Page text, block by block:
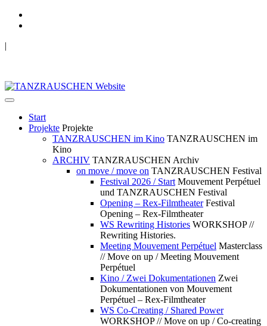
|
Start
Projekte Projekte
TANZRAUSCHEN im Kino TANZRAUSCHEN im
Kino
ARCHIV TANZRAUSCHEN Archiv
on move / move on TANZRAUSCHEN Festival
Festival 2026 / Start Mouvement Perpétuel
und TANZRAUSCHEN Festival
Opening – Rex-Filmtheater Festival
Opening – Rex-Filmtheater
WS Rewriting Histories WORKSHOP //
Rewriting Histories.
Meeting Mouvement Perpétuel Masterclass
// Move on up / Meeting Mouvement
Perpétuel
Kino / Zwei Dokumentationen Zwei
Dokumentationen von Mouvement
Perpétuel – Rex-Filmtheater
WS Co-Creating / Shared Power
WORKSHOP // Move on up / Co-creating